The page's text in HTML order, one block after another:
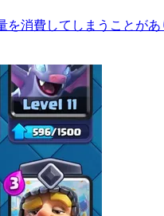
を消費してしまうことが